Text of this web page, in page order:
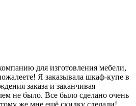
для изготовления мебели,
Я заказывала шкаф-купе в
заказа и заканчивая
не было. Все было сделано очень
же мне ещё скидку сделали!